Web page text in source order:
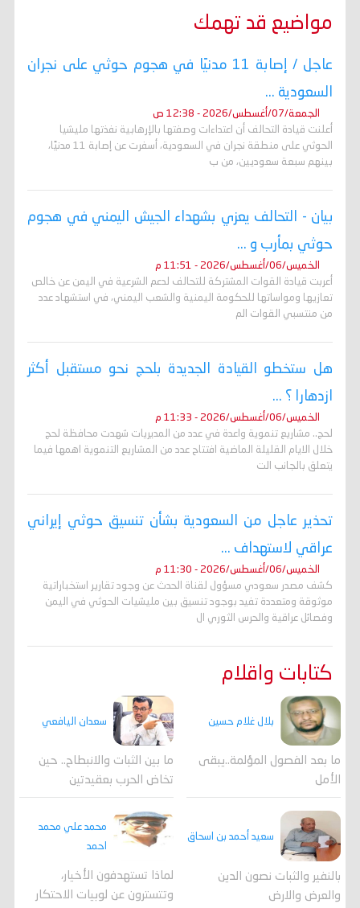
مواضيع قد تهمك
عاجل / إصابة 11 مدنيًا في هجوم حوثي على نجران
السعودية ...
الجمعة/07/أغسطس/2026 - 12:38 ص
أعلنت قيادة التحالف أن اعتداءات وصفتها بالإرهابية نفذتها مليشيا
الحوثي على منطقة نجران في السعودية، أسفرت عن إصابة 11 مدنيًا،
بينهم سبعة سعوديين، من ب
بيان - التحالف يعزي بشهداء الجيش اليمني في هجوم
حوثي بمأرب و ...
الخميس/06/أغسطس/2026 - 11:51 م
أعربت قيادة القوات المشتركة للتحالف لدعم الشرعية في اليمن عن خالص
تعازيها ومواساتها للحكومة اليمنية والشعب اليمني، في استشهاد عدد
من منتسبي القوات الم
هل ستخطو القيادة الجديدة بلحج نحو مستقبل أكثر
ازدهارا ؟ ...
الخميس/06/أغسطس/2026 - 11:33 م
لحج.. مشاريع تنموية واعدة في عدد من المديريات شهدت محافظة لحج
خلال الايام القليلة الماضية افتتاح عدد من المشاريع التنموية اهمها فيما
يتعلق بالجانب الت
تحذير عاجل من السعودية بشأن تنسيق حوثي إيراني
عراقي لاستهداف ...
الخميس/06/أغسطس/2026 - 11:30 م
كشف مصدر سعودي مسؤول لقناة الحدث عن وجود تقارير استخباراتية
موثوقة ومتعددة تفيد بوجود تنسيق بين مليشيات الحوثي في اليمن
وفصائل عراقية والحرس الثوري ال
كتابات واقلام
بلال غلام حسين
ما بعد الفصول المؤلمة..يبقى
الأمل
سعدان اليافعي
ما بين الثبات والانبطاح.. حين
تخاض الحرب بعقيدتين
سعيد أحمد بن اسحاق
بالنفير والثبات نصون الدين
والعرض والارض
محمد علي محمد
احمد
لماذا تستهدفون الأخيار،
وتتسترون عن لوبيات الاحتكار